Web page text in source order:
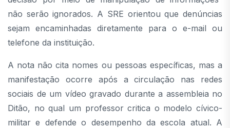
não serão ignorados. A SRE orientou que denúncias
sejam encaminhadas diretamente para o e-mail ou
telefone da instituição.
A nota não cita nomes ou pessoas específicas, mas a
manifestação ocorre após a circulação nas redes
sociais de um vídeo gravado durante a assembleia no
Ditão, no qual um professor critica o modelo cívico-
militar e defende o desempenho da escola atual. A